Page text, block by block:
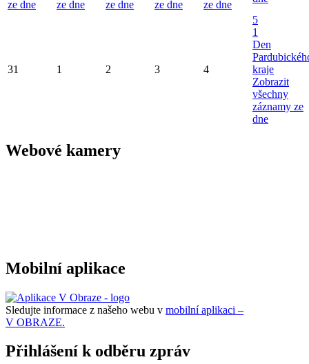
ze dne
ze dne
ze dne
ze dne
ze dne
31 1 2 3 4
5
1
Den
kraje
Zobrazit
všechny
záznamy ze
dne
Webové kamery
Mobilní aplikace
Sledujte informace z našeho webu v mobilní aplikaci –
V OBRAZE.
Přihlášení k odběru zpráv